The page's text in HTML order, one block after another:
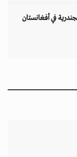
في أفغانستان